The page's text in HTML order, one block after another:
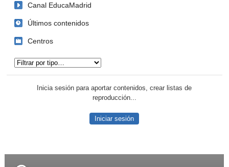
Canal EducaMadrid
Últimos contenidos
Centros
Inicia sesión para aportar contenidos, crear listas de
reproducción...
Iniciar sesión